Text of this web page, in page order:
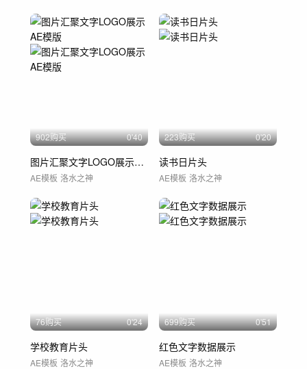
902购买 0'40
图片汇聚文字LOGO展示AE模版
AE模板 洛水之神
223购买 0'20
读书日片头
AE模板 洛水之神
76购买 0'24
学校教育片头
AE模板 洛水之神
699购买 0'51
红色文字数据展示
AE模板 洛水之神